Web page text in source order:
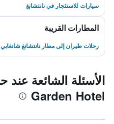
سيارات للاستئجار في نانتشانغ
المطارات القريبة
رحلات طيران إلى مطار نانتشانغ شانغابي
Garden Hotel